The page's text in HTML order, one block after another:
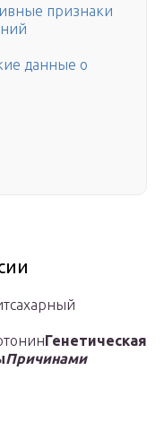
признаки
данные о
Генетическая
Причинами